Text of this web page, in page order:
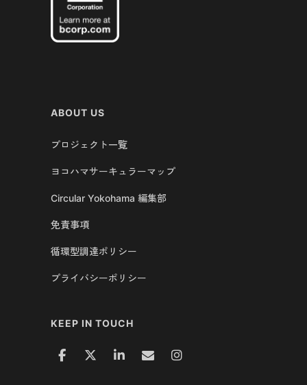
ABOUT US
プロジェクト一覧
ヨコハマサーキュラーマップ
Circular Yokohama 編集部
免責事項
循環型調達ポリシー
プライバシーポリシー
KEEP IN TOUCH